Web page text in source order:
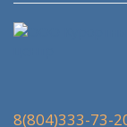
8(804)333-73-